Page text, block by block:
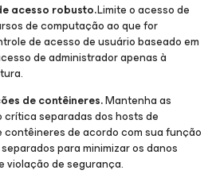
acesso robusto.Limite o acesso de
de computação ao que for
de acesso de usuário baseado em
de administrador apenas à
de contêineres.Mantenha as
separadas dos hosts de
de acordo com sua função
para minimizar os danos
violação de segurança.